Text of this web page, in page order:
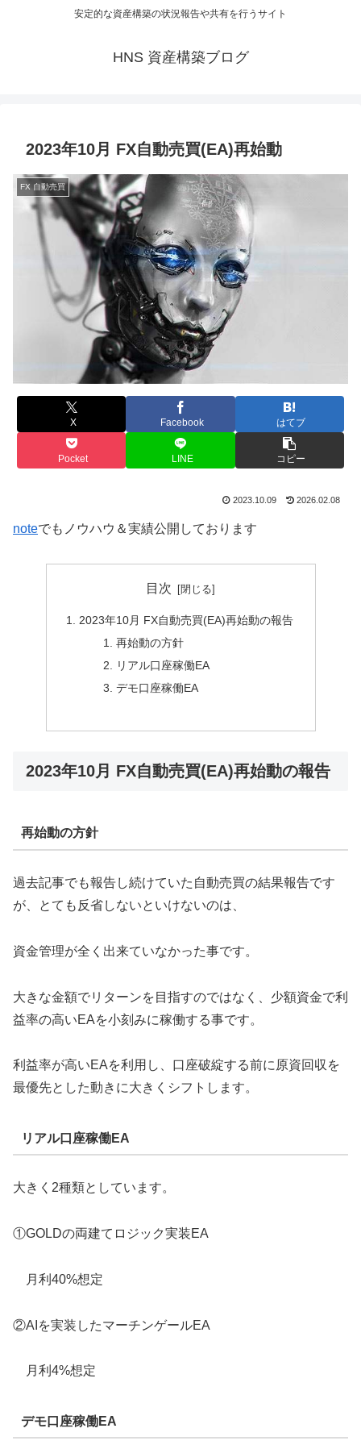
安定的な資産構築の状況報告や共有を行うサイト
HNS 資産構築ブログ
2023年10月 FX自動売買(EA)再始動
FX 自動売買
X Facebook はてブ
Pocket LINE コピー
2023.10.09 2026.02.08
noteでもノウハウ＆実績公開しております
目次
2023年10月 FX自動売買(EA)再始動の報告
再始動の方針
リアル口座稼働EA
デモ口座稼働EA
2023年10月 FX自動売買(EA)再始動の報告
再始動の方針
過去記事でも報告し続けていた自動売買の結果報告です
が、とても反省しないといけないのは、
資金管理が全く出来ていなかった事です。
大きな金額でリターンを目指すのではなく、少額資金で利
益率の高いEAを小刻みに稼働する事です。
利益率が高いEAを利用し、口座破綻する前に原資回収を
最優先とした動きに大きくシフトします。
リアル口座稼働EA
大きく2種類としています。
①GOLDの両建てロジック実装EA
月利40%想定
②AIを実装したマーチンゲールEA
月利4%想定
デモ口座稼働EA